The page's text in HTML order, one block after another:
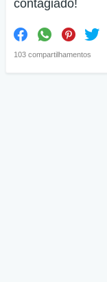
contagiado!
103 compartilhamentos